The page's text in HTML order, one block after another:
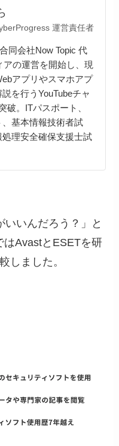
運営責任者
同会社Now Topic 代
の運営を開始し、現
アプリやスマホアプ
を行うYouTubeチャ
破。ITパスポート、
基本情報技術者試
理安全確保支援士試
いいんだろう？」と
はAvastとESETを研
しました。